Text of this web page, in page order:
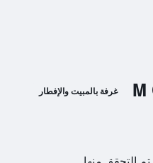
M غرفة بالمبيت والإفطار